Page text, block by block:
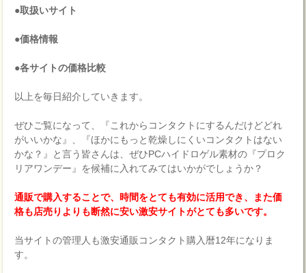
●取扱いサイト
●価格情報
●各サイトの価格比較
以上を毎日紹介していきます。
ぜひご覧になって、『これからコンタクトにするんだけどどれ
がいいかな』、『ほかにもっと乾燥しにくいコンタクトはない
かな？』と言う皆さんは、ぜひPCハイドロゲル素材の『プロク
リアワンデー』を候補に入れてみてはいかがでしょうか？
通販で購入することで、時間をとても有効に活用でき、また価
格も店売りよりも断然に安い激安サイトがとても多いです。
当サイトの管理人も激安通販コンタクト購入暦12年になりま
す。